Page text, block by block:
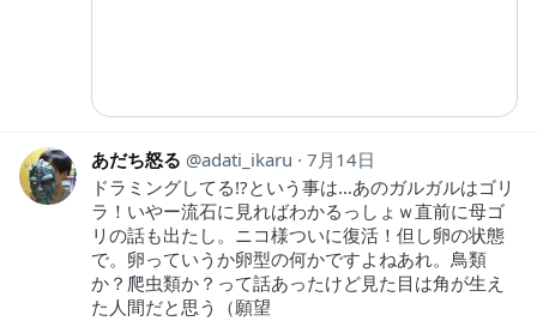
あだち怒る adati_ikaru
7月14日
ドラミングしてる!?という事は…あのガルガルはゴリ
ラ！いやー流石に見ればわかるっしょｗ直前に母ゴ
リの話も出たし。ニコ様ついに復活！但し卵の状態
で。卵っていうか卵型の何かですよねあれ。鳥類
か？爬虫類か？って話あったけど見た目は角が生え
た人間だと思う（願望